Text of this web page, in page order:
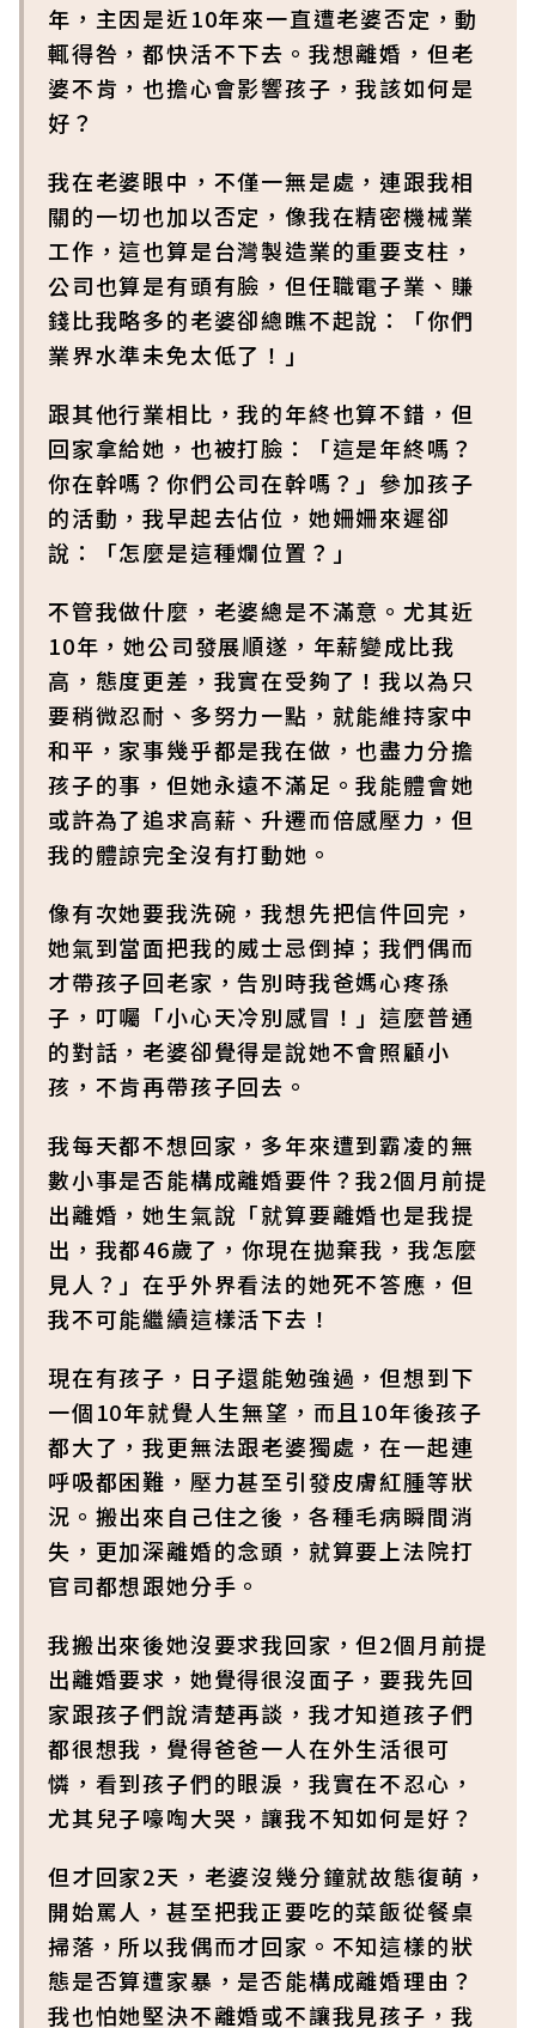
年，主因是近10年來一直遭老婆否定，動
輒得咎，都快活不下去。我想離婚，但老
婆不肯，也擔心會影響孩子，我該如何是
好？
我在老婆眼中，不僅一無是處，連跟我相
關的一切也加以否定，像我在精密機械業
工作，這也算是台灣製造業的重要支柱，
公司也算是有頭有臉，但任職電子業、賺
錢比我略多的老婆卻總瞧不起說：「你們
業界水準未免太低了！」
跟其他行業相比，我的年終也算不錯，但
回家拿給她，也被打臉：「這是年終嗎？
你在幹嗎？你們公司在幹嗎？」參加孩子
的活動，我早起去佔位，她姍姍來遲卻
說：「怎麼是這種爛位置？」
不管我做什麼，老婆總是不滿意。尤其近
10年，她公司發展順遂，年薪變成比我
高，態度更差，我實在受夠了！我以為只
要稍微忍耐、多努力一點，就能維持家中
和平，家事幾乎都是我在做，也盡力分擔
孩子的事，但她永遠不滿足。我能體會她
或許為了追求高薪、升遷而倍感壓力，但
我的體諒完全沒有打動她。
像有次她要我洗碗，我想先把信件回完，
她氣到當面把我的威士忌倒掉；我們偶而
才帶孩子回老家，告別時我爸媽心疼孫
子，叮囑「小心天冷別感冒！」這麼普通
的對話，老婆卻覺得是說她不會照顧小
孩，不肯再帶孩子回去。
我每天都不想回家，多年來遭到霸凌的無
數小事是否能構成離婚要件？我2個月前提
出離婚，她生氣說「就算要離婚也是我提
出，我都46歲了，你現在拋棄我，我怎麼
見人？」在乎外界看法的她死不答應，但
我不可能繼續這樣活下去！
現在有孩子，日子還能勉強過，但想到下
一個10年就覺人生無望，而且10年後孩子
都大了，我更無法跟老婆獨處，在一起連
呼吸都困難，壓力甚至引發皮膚紅腫等狀
況。搬出來自己住之後，各種毛病瞬間消
失，更加深離婚的念頭，就算要上法院打
官司都想跟她分手。
我搬出來後她沒要求我回家，但2個月前提
出離婚要求，她覺得很沒面子，要我先回
家跟孩子們說清楚再談，我才知道孩子們
都很想我，覺得爸爸一人在外生活很可
憐，看到孩子們的眼淚，我實在不忍心，
尤其兒子嚎啕大哭，讓我不知如何是好？
但才回家2天，老婆沒幾分鐘就故態復萌，
開始罵人，甚至把我正要吃的菜飯從餐桌
掃落，所以我偶而才回家。不知這樣的狀
態是否算遭家暴，是否能構成離婚理由？
我也怕她堅決不離婚或不讓我見孩子，我